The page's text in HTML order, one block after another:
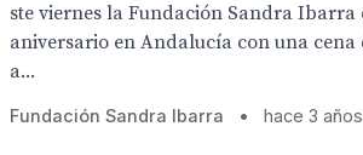
ste viernes la Fundación Sandra Ibarra
aniversario en Andalucía con una cena
a...
Fundación Sandra Ibarra • hace 3 años